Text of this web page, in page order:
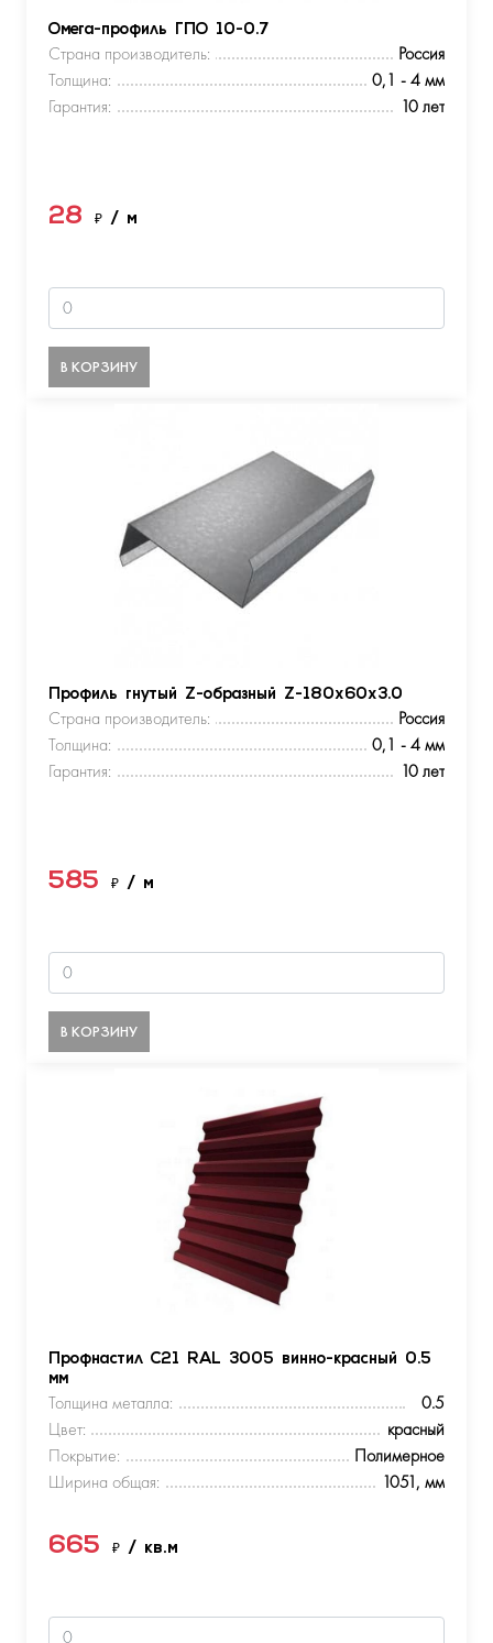
Омега-профиль ГПО 10-0.7
Страна производитель:
Россия
Толщина:
0,1 - 4 мм
Гарантия:
10 лет
28 ₽ / м
В КОРЗИНУ
Профиль гнутый Z-образный Z-180х60х3.0
Страна производитель:
Россия
Толщина:
0,1 - 4 мм
Гарантия:
10 лет
585 ₽ / м
В КОРЗИНУ
Профнастил С21 RAL 3005 винно-красный 0.5
мм
Толщина металла:
0.5
Цвет:
красный
Покрытие:
Полимерное
Ширина общая:
1051, мм
665 ₽ / кв.м